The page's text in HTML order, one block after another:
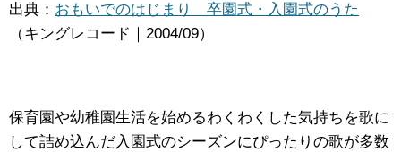
出典： おもいでのはじまり 卒園式・入園式のうた
（キングレコード｜2004/09）
保育園や幼稚園生活を始めるわくわくした気持ちを歌に
して詰め込んだ入園式のシーズンにぴったりの歌が多数